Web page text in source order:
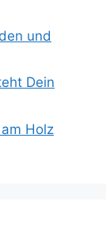
und
Dein
Holz